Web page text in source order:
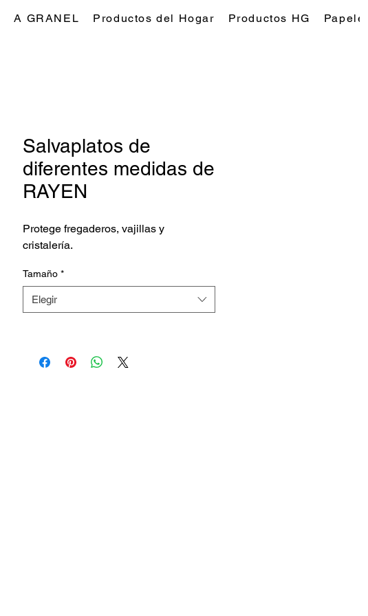
A GRANEL Productos del Hogar Productos HG
Salvaplatos de
diferentes medidas de
RAYEN
Protege fregaderos, vajillas y
cristalería.
Tamaño *
Elegir